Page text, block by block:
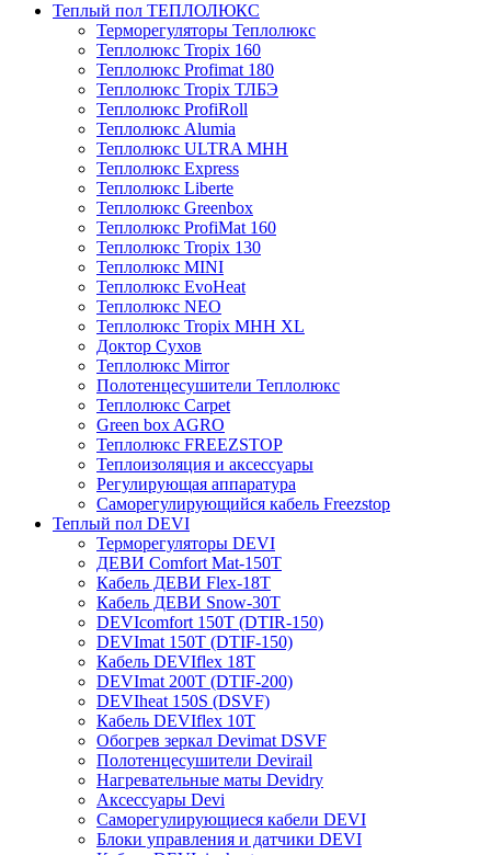
Теплый пол ТЕПЛОЛЮКС
Терморегуляторы Теплолюкс
Теплолюкс Tropix 160
Теплолюкс Profimat 180
Теплолюкс Tropix ТЛБЭ
Теплолюкс ProfiRoll
Теплолюкс Alumia
Теплолюкс ULTRA МНН
Теплолюкс Express
Теплолюкс Liberte
Теплолюкс Greenbox
Теплолюкс ProfiMat 160
Теплолюкс Tropix 130
Теплолюкс MINI
Теплолюкс EvoHeat
Теплолюкс NEO
Теплолюкс Tropix МНН XL
Доктор Сухов
Теплолюкс Mirror
Полотенцесушители Теплолюкс
Теплолюкс Carpet
Green box AGRO
Теплолюкс FREEZSTOP
Теплоизоляция и аксессуары
Регулирующая аппаратура
Cаморегулирующийся кабель Freezstop
Теплый пол DEVI
Терморегуляторы DEVI
ДЕВИ Comfort Mat-150T
Кабель ДЕВИ Flex-18T
Кабель ДЕВИ Snow-30T
DEVIcomfort 150T (DTIR-150)
DEVImat 150T (DTIF-150)
Кабель DEVIflex 18T
DEVImat 200T (DTIF-200)
DEVIheat 150S (DSVF)
Кабель DEVIflex 10T
Обогрев зеркал Devimat DSVF
Полотенцесушители Devirail
Нагревательные маты Devidry
Аксессуары Devi
Саморегулирующиеся кабели DEVI
Блоки управления и датчики DEVI